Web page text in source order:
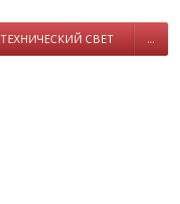
ТЕХНИЧЕСКИЙ СВЕТ ...